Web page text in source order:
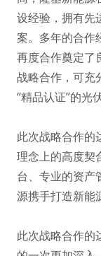
设经验，拥有先
案。多年的合作
再度合作奠定了
战略合作，可充
“精品认证”的光
此次战略合作的
理念上的高度契
台、专业的资产
源携手打造新能
此次战略合作的